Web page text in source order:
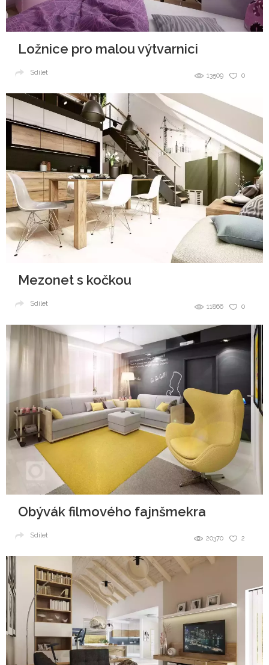
Ložnice pro malou výtvarnici
0
13509
Sdílet
Mezonet s kočkou
0
11866
Sdílet
Obývák filmového fajnšmekra
2
20370
Sdílet